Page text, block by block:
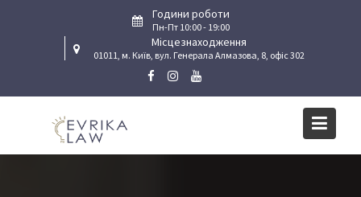
Години роботи
Пн-Пт 10:00 - 19:00
Місцезнаходження
01011, м. Київ, вул. Генерала Алмазова, 8, офіс 302